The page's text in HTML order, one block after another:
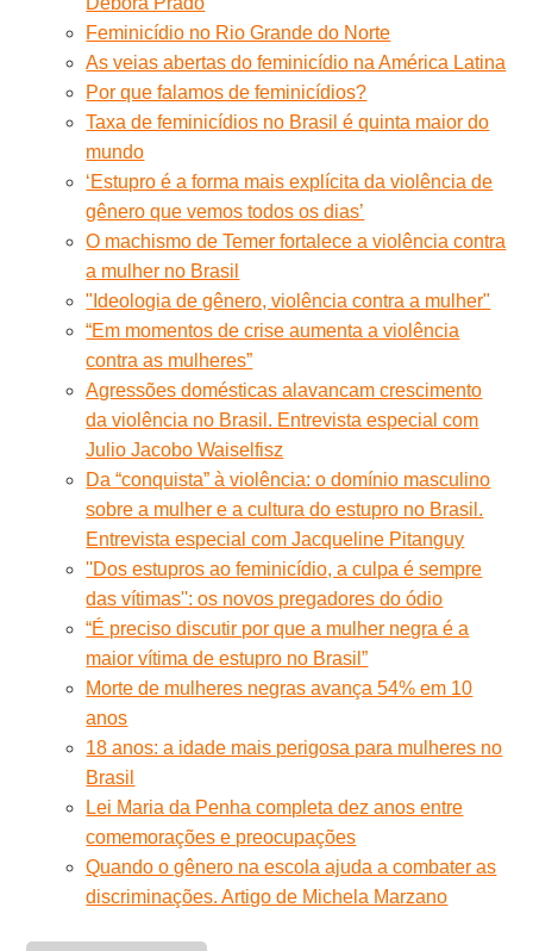
Feminicídio no Rio Grande do Norte
As veias abertas do feminicídio na América Latina
Por que falamos de feminicídios?
Taxa de feminicídios no Brasil é quinta maior do
mundo
‘Estupro é a forma mais explícita da violência de
gênero que vemos todos os dias’
O machismo de Temer fortalece a violência contra
a mulher no Brasil
"Ideologia de gênero, violência contra a mulher"
“Em momentos de crise aumenta a violência
contra as mulheres”
Agressões domésticas alavancam crescimento
da violência no Brasil. Entrevista especial com
Julio Jacobo Waiselfisz
Da “conquista” à violência: o domínio masculino
sobre a mulher e a cultura do estupro no Brasil.
Entrevista especial com Jacqueline Pitanguy
''Dos estupros ao feminicídio, a culpa é sempre
das vítimas'': os novos pregadores do ódio
“É preciso discutir por que a mulher negra é a
maior vítima de estupro no Brasil”
Morte de mulheres negras avança 54% em 10
anos
18 anos: a idade mais perigosa para mulheres no
Brasil
Lei Maria da Penha completa dez anos entre
comemorações e preocupações
Quando o gênero na escola ajuda a combater as
discriminações. Artigo de Michela Marzano